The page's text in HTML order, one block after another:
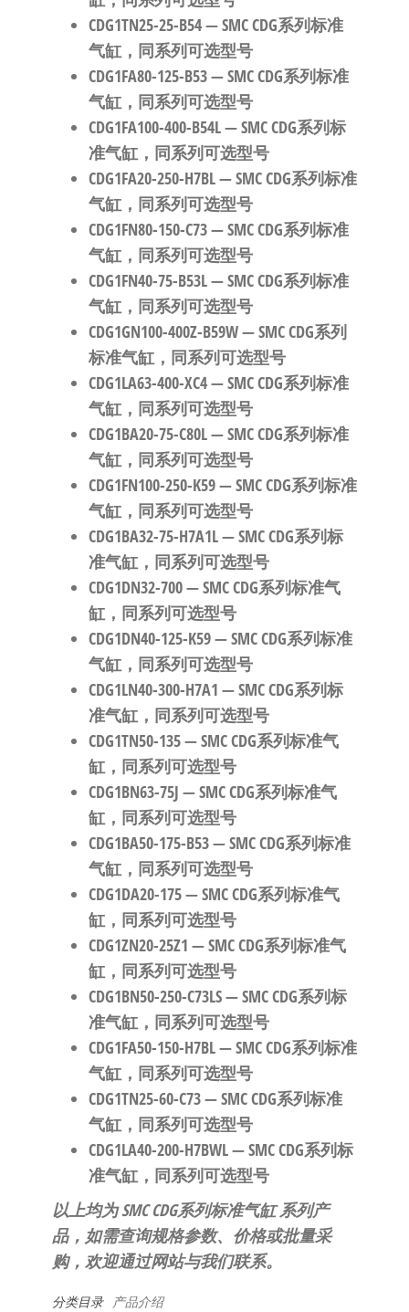
CDG1TN25-25-B54— SMC CDG系列标准
气缸，同系列可选型号
CDG1FA80-125-B53— SMC CDG系列标准
气缸，同系列可选型号
CDG1FA100-400-B54L— SMC CDG系列标
准气缸，同系列可选型号
CDG1FA20-250-H7BL— SMC CDG系列标准
气缸，同系列可选型号
CDG1FN80-150-C73— SMC CDG系列标准
气缸，同系列可选型号
CDG1FN40-75-B53L— SMC CDG系列标准
气缸，同系列可选型号
CDG1GN100-400Z-B59W— SMC CDG系列
标准气缸，同系列可选型号
CDG1LA63-400-XC4— SMC CDG系列标准
气缸，同系列可选型号
CDG1BA20-75-C80L— SMC CDG系列标准
气缸，同系列可选型号
CDG1FN100-250-K59— SMC CDG系列标准
气缸，同系列可选型号
CDG1BA32-75-H7A1L— SMC CDG系列标
准气缸，同系列可选型号
CDG1DN32-700— SMC CDG系列标准气
缸，同系列可选型号
CDG1DN40-125-K59— SMC CDG系列标准
气缸，同系列可选型号
CDG1LN40-300-H7A1 — SMC CDG系列标
准气缸，同系列可选型号
CDG1TN50-135— SMC CDG系列标准气
缸，同系列可选型号
CDG1BN63-75J — SMC CDG系列标准气
缸，同系列可选型号
CDG1BA50-175-B53— SMC CDG系列标准
气缸，同系列可选型号
CDG1DA20-175— SMC CDG系列标准气
缸，同系列可选型号
CDG1ZN20-25Z1 — SMC CDG系列标准气
缸，同系列可选型号
CDG1BN50-250-C73LS— SMC CDG系列标
准气缸，同系列可选型号
CDG1FA50-150-H7BL— SMC CDG系列标准
气缸，同系列可选型号
CDG1TN25-60-C73— SMC CDG系列标准
气缸，同系列可选型号
CDG1LA40-200-H7BWL— SMC CDG系列标
准气缸，同系列可选型号
以上均为 SMC CDG系列标准气缸 系列产
品，如需查询规格参数、价格或批量采
购，欢迎通过网站与我们联系。
分类目录 产品介绍